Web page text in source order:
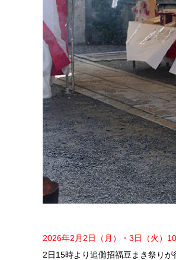
2026年2月2日（月）・3日（火）
2日15時より追儺招福豆まき祭りが